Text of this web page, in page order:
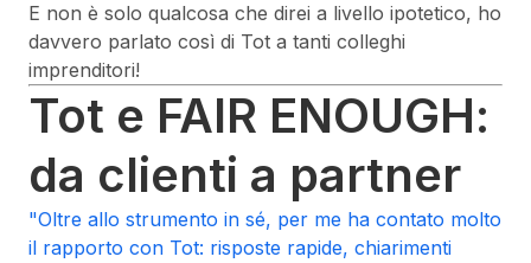
E non è solo qualcosa che direi a livello ipotetico, ho
davvero parlato così di Tot a tanti colleghi
imprenditori!
Tot e FAIR ENOUGH:
da clienti a partner
"Oltre allo strumento in sé, per me ha contato molto
il rapporto con Tot: risposte rapide, chiarimenti